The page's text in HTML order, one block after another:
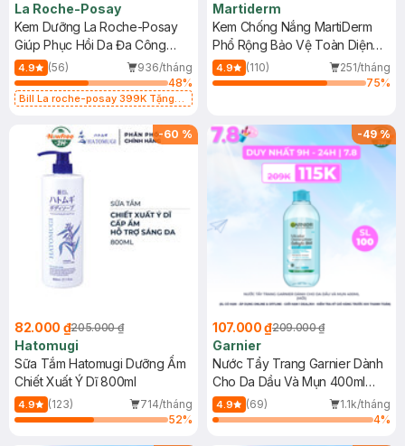
La Roche-Posay
Kem Dưỡng La Roche-Posay
Giúp Phục Hồi Da Đa Công
Dụng 40ml
4.9 (56)
936/tháng
48%
Bill La roche-posay 399K Tặng
(SL có hạn)
Martiderm
Kem Chống Nắng MartiDerm
Phổ Rộng Bảo Vệ Toàn Diện
40ml
4.9 (110)
251/tháng
75%
-60 %
82.000 ₫205.000 ₫
Hatomugi
Sữa Tắm Hatomugi Dưỡng Ẩm
Chiết Xuất Ý Dĩ 800ml
4.9 (123)
714/tháng
52%
-49%
107.000 ₫209.000 ₫
Garnier
Nước Tẩy Trang Garnier Dành
Cho Da Dầu Và Mụn 400ml
(Mới)
4.9 (69)
1.1k/tháng
4%